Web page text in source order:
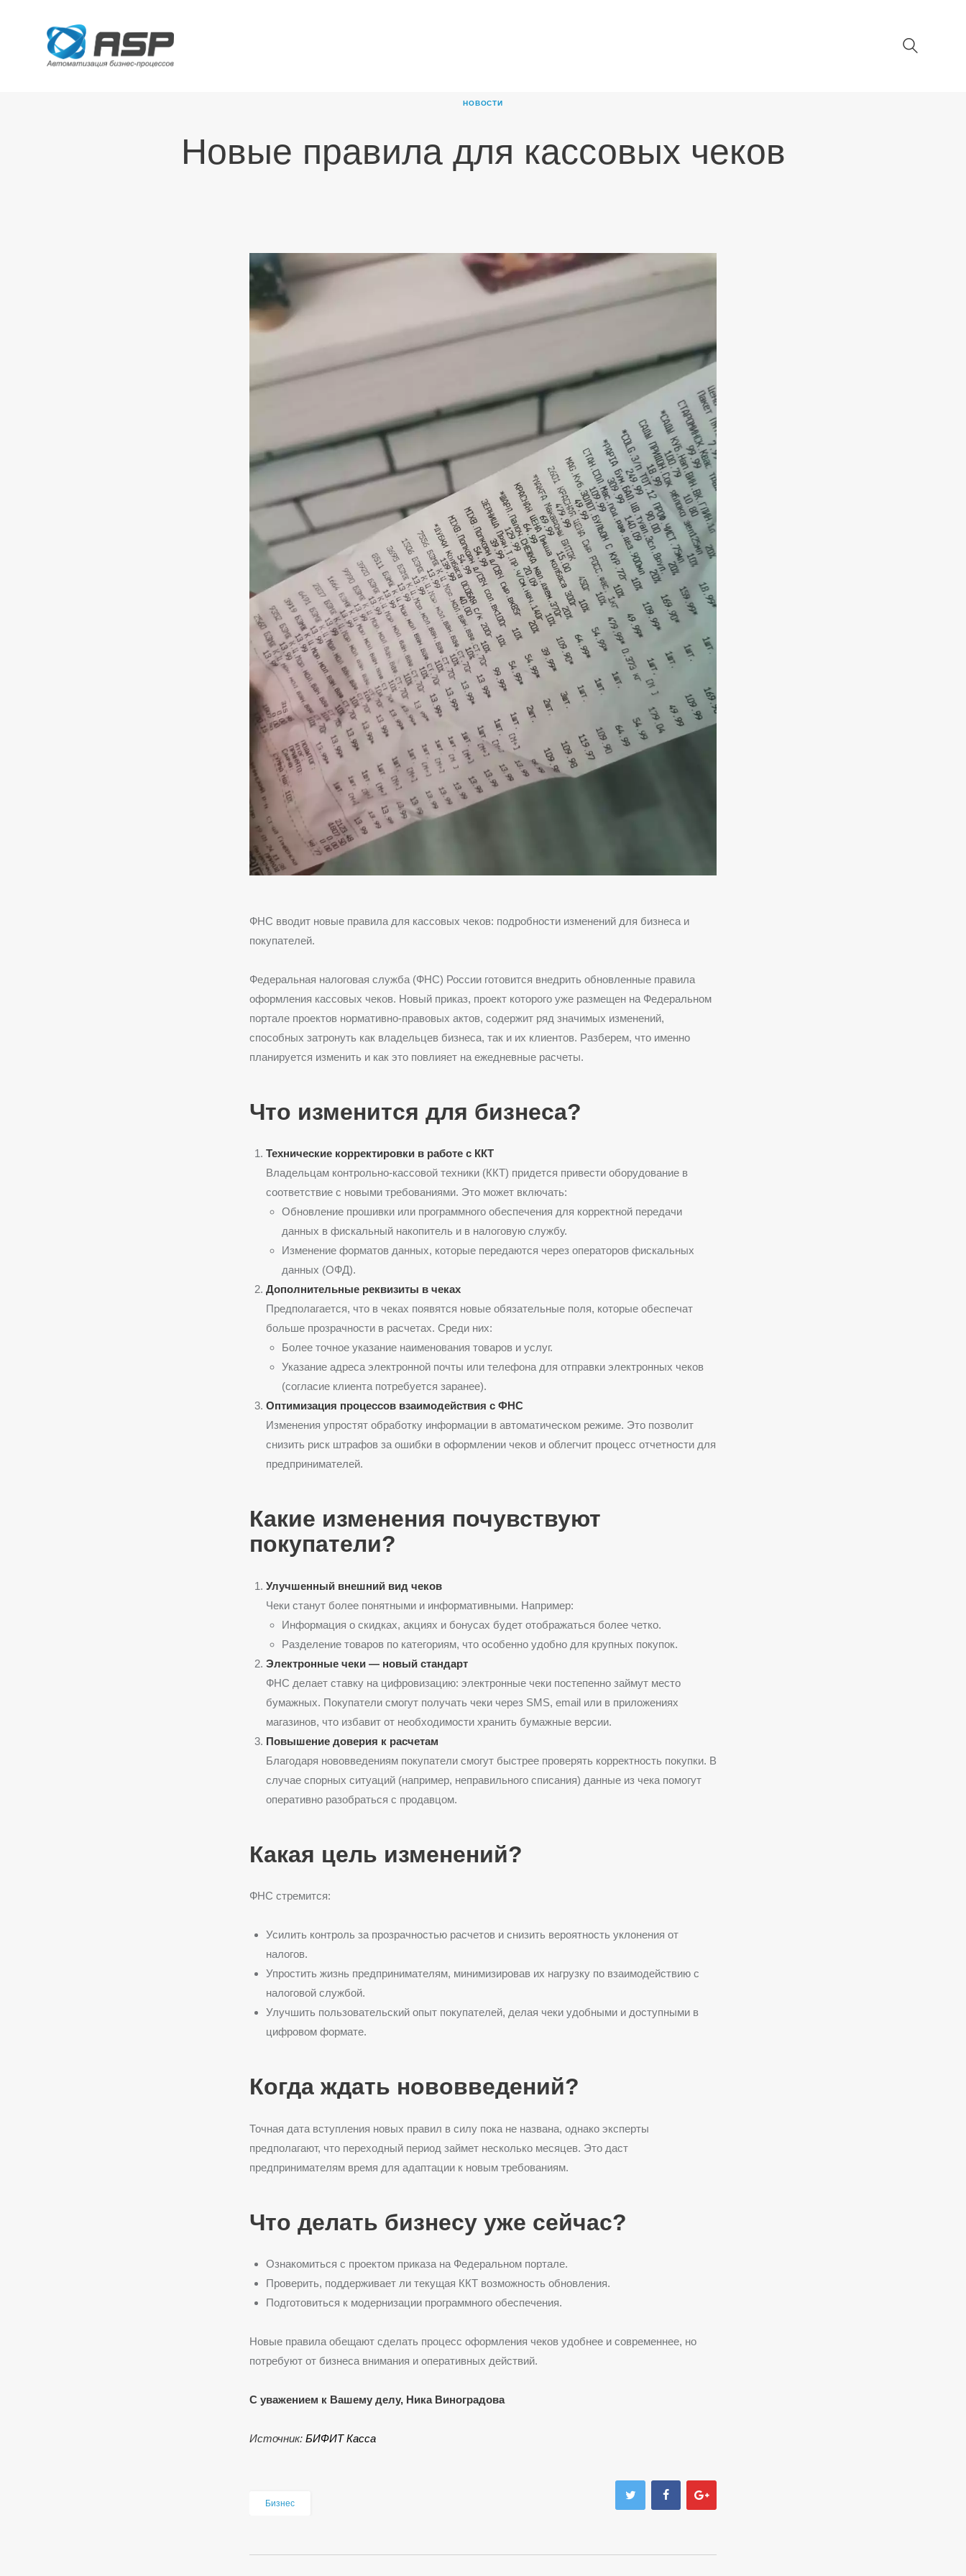
НОВОСТИ
Новые правила для кассовых чеков
НОВОСТИ
КОНТАКТЫ
ФНС вводит новые правила для кассовых чеков: подробности изменений для бизнеса и
покупателей.
Федеральная налоговая служба (ФНС) России готовится внедрить обновленные правила
оформления кассовых чеков. Новый приказ, проект которого уже размещен на Федеральном
портале проектов нормативно-правовых актов, содержит ряд значимых изменений,
способных затронуть как владельцев бизнеса, так и их клиентов. Разберем, что именно
планируется изменить и как это повлияет на ежедневные расчеты.
Что изменится для бизнеса?
Технические корректировки в работе с ККТ
Владельцам контрольно-кассовой техники (ККТ) придется привести оборудование в
соответствие с новыми требованиями. Это может включать:
Обновление прошивки или программного обеспечения для корректной передачи
данных в фискальный накопитель и в налоговую службу.
Изменение форматов данных, которые передаются через операторов фискальных
данных (ОФД).
Дополнительные реквизиты в чеках
Предполагается, что в чеках появятся новые обязательные поля, которые обеспечат
больше прозрачности в расчетах. Среди них:
Более точное указание наименования товаров и услуг.
Указание адреса электронной почты или телефона для отправки электронных чеков
(согласие клиента потребуется заранее).
Оптимизация процессов взаимодействия с ФНС
Изменения упростят обработку информации в автоматическом режиме. Это позволит
снизить риск штрафов за ошибки в оформлении чеков и облегчит процесс отчетности для
предпринимателей.
Какие изменения почувствуют
покупатели?
Улучшенный внешний вид чеков
Чеки станут более понятными и информативными. Например:
Информация о скидках, акциях и бонусах будет отображаться более четко.
Разделение товаров по категориям, что особенно удобно для крупных покупок.
Электронные чеки — новый стандарт
ФНС делает ставку на цифровизацию: электронные чеки постепенно займут место
бумажных. Покупатели смогут получать чеки через SMS, email или в приложениях
магазинов, что избавит от необходимости хранить бумажные версии.
Повышение доверия к расчетам
Благодаря нововведениям покупатели смогут быстрее проверять корректность покупки. В
случае спорных ситуаций (например, неправильного списания) данные из чека помогут
оперативно разобраться с продавцом.
Какая цель изменений?
ФНС стремится:
Усилить контроль за прозрачностью расчетов и снизить вероятность уклонения от
налогов.
Упростить жизнь предпринимателям, минимизировав их нагрузку по взаимодействию с
налоговой службой.
Улучшить пользовательский опыт покупателей, делая чеки удобными и доступными в
цифровом формате.
Когда ждать нововведений?
Точная дата вступления новых правил в силу пока не названа, однако эксперты
предполагают, что переходный период займет несколько месяцев. Это даст
предпринимателям время для адаптации к новым требованиям.
Что делать бизнесу уже сейчас?
Ознакомиться с проектом приказа на Федеральном портале.
Проверить, поддерживает ли текущая ККТ возможность обновления.
Подготовиться к модернизации программного обеспечения.
Новые правила обещают сделать процесс оформления чеков удобнее и современнее, но
потребуют от бизнеса внимания и оперативных действий.
С уважением к Вашему делу, Ника Виноградова
Источник: БИФИТ Касса
Бизнес